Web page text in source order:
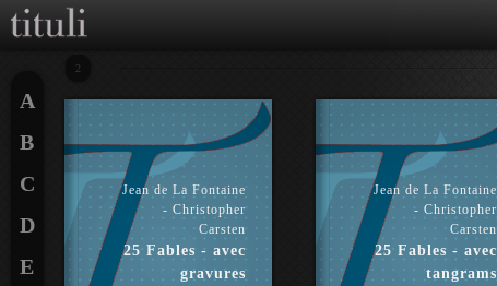
2
Jean de La Fontaine
- Christopher
Carsten
25 Fables - avec
gravures
Jean de La Fontaine
- Christopher
Carsten
25 Fables - avec
tangrams
A
B
C
D
E